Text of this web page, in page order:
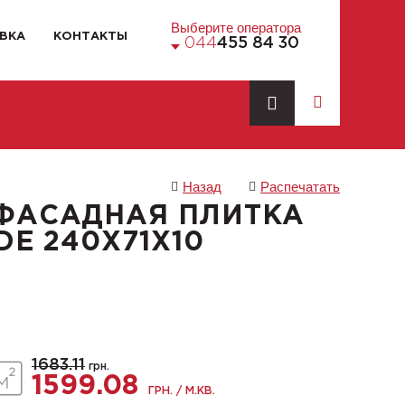
КОНТАКТЫ
Выберите оператора
044455 84 30
Назад Распечатать
ПЛИТКА
240X71X10
1683.11 грн.
1599.08 ГРН. / М.КВ.